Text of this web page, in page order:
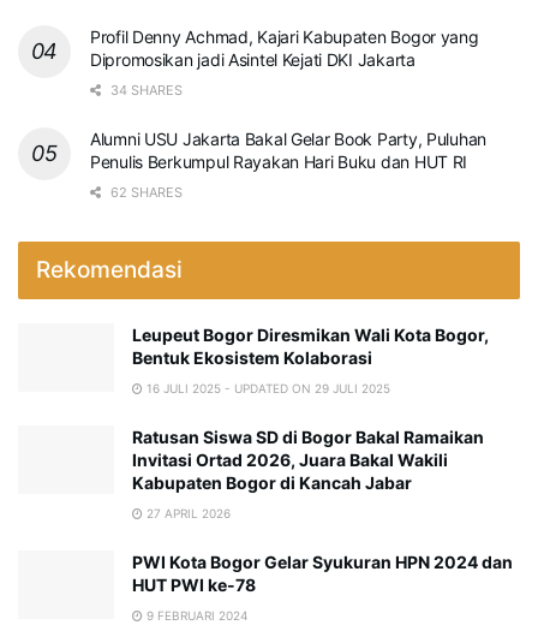
Profil Denny Achmad, Kajari Kabupaten Bogor yang
Dipromosikan jadi Asintel Kejati DKI Jakarta
34 SHARES
Alumni USU Jakarta Bakal Gelar Book Party, Puluhan
Penulis Berkumpul Rayakan Hari Buku dan HUT RI
62 SHARES
Rekomendasi
Leupeut Bogor Diresmikan Wali Kota Bogor,
Bentuk Ekosistem Kolaborasi
16 JULI 2025 - UPDATED ON 29 JULI 2025
Ratusan Siswa SD di Bogor Bakal Ramaikan
Invitasi Ortad 2026, Juara Bakal Wakili
Kabupaten Bogor di Kancah Jabar
27 APRIL 2026
PWI Kota Bogor Gelar Syukuran HPN 2024 dan
HUT PWI ke-78
9 FEBRUARI 2024